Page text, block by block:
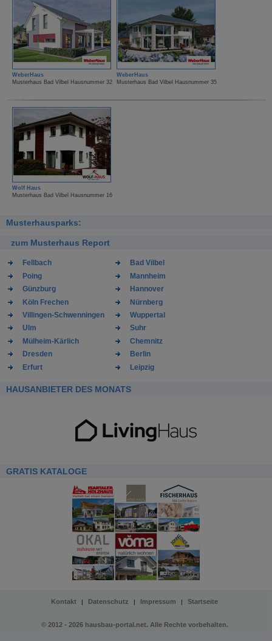
WeberHaus
Musterhaus Bad Vilbel Hausnummer 32
WeberHaus
Musterhaus Bad Vilbel Hausnummer 35
Wolf Haus
Musterhaus Bad Vilbel Hausnummer 16
Musterhausparks:
zum Musterhaus Report
Fellbach
Bad Vilbel
Poing
Mannheim
Günzburg
Hannover
Köln Frechen
Nürnberg
Villingen-Schwenningen
Wuppertal
Ulm
Suhr
Mülheim-Kärlich
Chemnitz
Dresden
Berlin
Erfurt
Leipzig
HAUSANBIETER DES MONATS
GRATIS KATALOGE
Kontakt | Datenschutz | Impressum | Startseite
© 2012 - 2026 hausbau-portal.net. Alle Rechte vorbehalten.